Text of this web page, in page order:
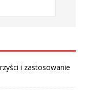
i zastosowanie